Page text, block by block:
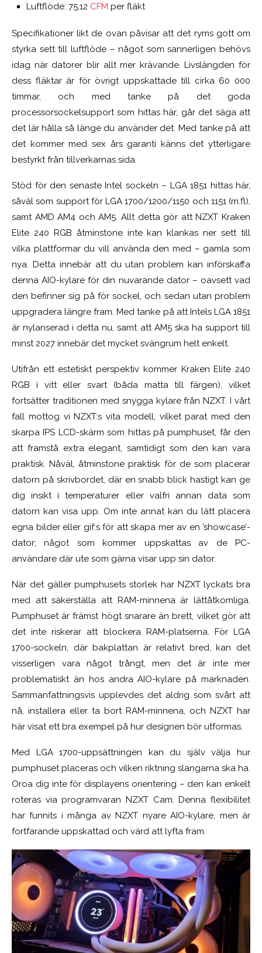
Luftflöde: 75,12 CFM per fläkt
Specifikationer likt de ovan påvisar att det ryms gott om
styrka sett till luftflöde – något som sannerligen behövs
idag när datorer blir allt mer krävande. Livslängden för
dess fläktar är för övrigt uppskattade till cirka 60 000
timmar, och med tanke på det goda
processorsockelsupport som hittas här, går det säga att
det lär hålla så länge du använder det. Med tanke på att
det kommer med sex års garanti känns det ytterligare
bestyrkt från tillverkarnas sida.
Stöd för den senaste Intel sockeln – LGA 1851 hittas här,
såväl som support för LGA 1700/1200/1150 och 1151 (m.fl),
samt AMD AM4 och AM5. Allt detta gör att NZXT Kraken
Elite 240 RGB åtminstone inte kan klankas ner sett till
vilka plattformar du vill använda den med – gamla som
nya. Detta innebär att du utan problem kan införskaffa
denna AIO-kylare för din nuvarande dator – oavsett vad
den befinner sig på för sockel, och sedan utan problem
uppgradera längre fram. Med tanke på att Intels LGA 1851
är nylanserad i detta nu, samt att AM5 ska ha support till
minst 2027 innebär det mycket svängrum helt enkelt.
Utifrån ett estetiskt perspektiv kommer Kraken Elite 240
RGB i vitt eller svart (båda matta till färgen), vilket
fortsätter traditionen med snygga kylare från NZXT. I vårt
fall mottog vi NZXT:s vita modell, vilket parat med den
skarpa IPS LCD-skärm som hittas på pumphuset, får den
att framstå extra elegant, samtidigt som den kan vara
praktisk. Nåväl, åtminstone praktisk för de som placerar
datorn på skrivbordet, där en snabb blick hastigt kan ge
dig insikt i temperaturer eller valfri annan data som
datorn kan visa upp. Om inte annat kan du lätt placera
egna bilder eller gif:s för att skapa mer av en ’showcase’-
dator; något som kommer uppskattas av de PC-
användare där ute som gärna visar upp sin dator.
När det gäller pumphusets storlek har NZXT lyckats bra
med att säkerställa att RAM-minnena är lättåtkomliga.
Pumphuset är främst högt snarare än brett, vilket gör att
det inte riskerar att blockera RAM-platserna. För LGA
1700-sockeln, där bakplattan är relativt bred, kan det
visserligen vara något trångt, men det är inte mer
problematiskt än hos andra AIO-kylare på marknaden.
Sammanfattningsvis upplevdes det aldrig som svårt att
nå, installera eller ta bort RAM-minnena, och NZXT har
här visat ett bra exempel på hur designen bör utformas.
Med LGA 1700-uppsättningen kan du själv välja hur
pumphuset placeras och vilken riktning slangarna ska ha.
Oroa dig inte för displayens orientering – den kan enkelt
roteras via programvaran NZXT Cam. Denna flexibilitet
har funnits i många av NZXT nyare AIO-kylare, men är
fortfarande uppskattad och värd att lyfta fram.